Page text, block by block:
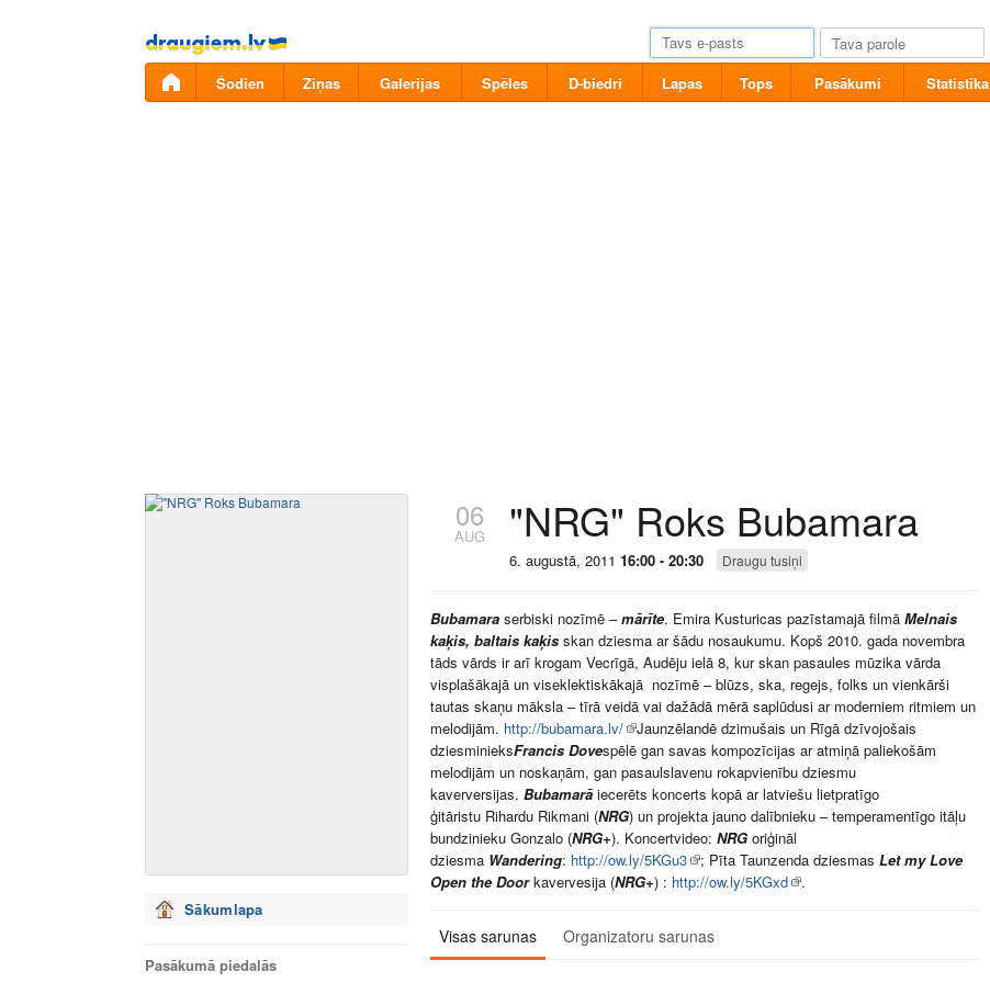
Pāriet
uz
saturu
Šodien Ziņas Galerijas Spēles D-biedri Lapas Tops Pasākumi Statistika
Sākumlapa
Pasākumā piedalās
06
AUG "NRG" Roks Bubamara
6. augustā, 2011 16:00 - 20:30 Draugu tusiņi
Bubamara serbiski nozīmē –mārīte. Emira Kusturicas pazīstamajā filmā Melnais
kaķis, baltais kaķis skan dziesma ar šādu nosaukumu. Kopš 2010. gada novembra
tāds vārds ir arī krogam Vecrīgā, Audēju ielā 8, kur skan pasaules mūzika vārda
visplašākajā un viseklektiskākajā nozīmē – blūzs, ska, regejs, folks un vienkārši
tautas skaņu māksla – tīrā veidā vai dažādā mērā saplūdusi ar moderniem ritmiem un
melodijām. http://bubamara.lv/
Jaunzēlandē dzimušais un Rīgā dzīvojošais
dziesminieksFrancis Dovespēlē gan savas kompozīcijas ar atmiņā paliekošām
melodijām un noskaņām, gan pasaulslavenu rokapvienību dziesmu
kaverversijas. Bubamarā iecerēts koncerts kopā ar latviešu lietpratīgo
ģitāristu Rihardu Rikmani (NRG) un projekta jauno dalībnieku – temperamentīgo itāļu
bundzinieku Gonzalo (NRG+). Koncertvideo: NRG oriģināl
dziesma Wandering: http://ow.ly/5KGu3 ; Pīta Taunzenda dziesmas Let my Love
Open the Doorkavervesija (NRG+) : http://ow.ly/5KGxd .
Visas sarunas Organizatoru sarunas